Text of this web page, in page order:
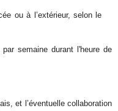
ou à l’extérieur, selon le
semaine durant l'heure de
et l’éventuelle collaboration